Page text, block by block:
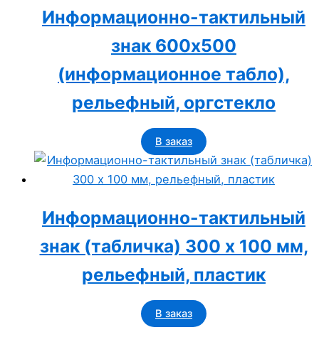
Информационно-тактильный
знак 600х500
(информационное табло),
рельефный, оргстекло
В заказ
Информационно-тактильный
знак (табличка) 300 x 100 мм,
рельефный, пластик
В заказ